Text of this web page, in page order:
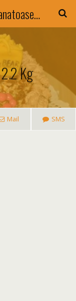
Ce mai mancam? - Retete sanatoase si nu numai !
Kg
Mail SMS